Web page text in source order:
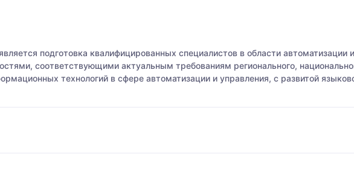
подготовка квалифицированных специалистов в области
соответствующими актуальным требованиям регионального,
технологий в сфере автоматизации и управления, с развитой